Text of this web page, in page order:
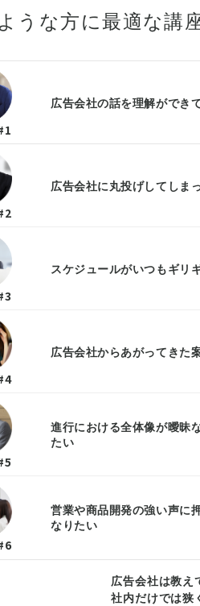
うな方に最適な講
広告会社の話を理解ができ
広告会社に丸投げしてしま
スケジュールがいつもギリ
広告会社からあがってきた
進行における全体像が曖昧
たい
営業や商品開発の強い声に
なりたい
広告会社は教え
社内だけでは狭